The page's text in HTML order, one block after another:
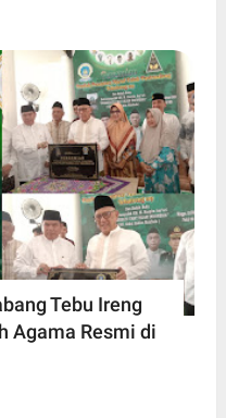
Tebu Ireng
Agama Resmi di